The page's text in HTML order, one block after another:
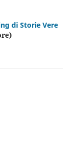
di Storie Vere